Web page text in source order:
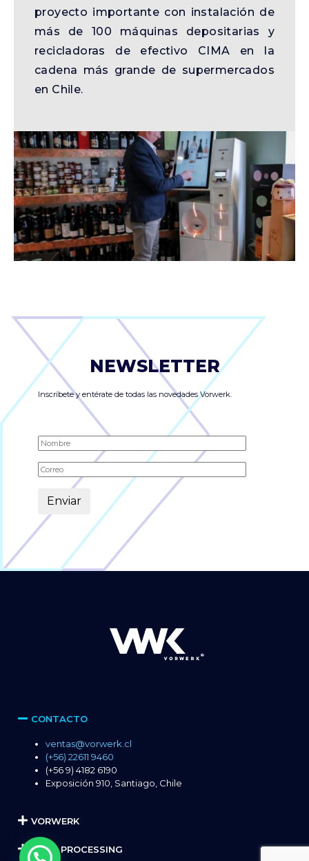
proyecto importante con instalación de
más de 100 máquinas depositarias y
recicladoras de efectivo CIMA en la
cadena más grande de supermercados
en Chile.
NEWSLETTER
Inscríbete y entérate de todas las novedades Vorwerk.
Alternative:
CONTACTO
ventas@vorwerk.cl
(+56) 22611 9460
(+56 9) 4182 6190
Exposición 910, Santiago, Chile
VORWERK
CASH PROCESSING